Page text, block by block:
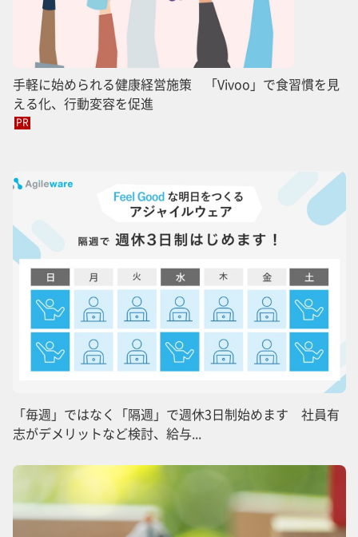
手軽に始められる健康経営施策 「Vivoo」で食習慣を見
える化、行動変容を促進
PR
「毎週」ではなく「隔週」で週休3日制始めます 社員有
志がデメリットなど検討、給与...